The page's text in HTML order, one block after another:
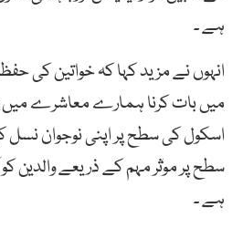
ہے ۔
انہوں نے مزید کہا کہ خواتین
میں بات کرنا ہمارے معاشرے
اسکول کی سطح پر اپنی نوجوان نسل
سطح پر موٗثر مہم کے ذریعے والدین
ہے ۔